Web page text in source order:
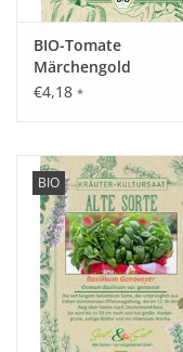
25 Korn
BIO-Tomate
Märchengold
€4,18 *
BIO